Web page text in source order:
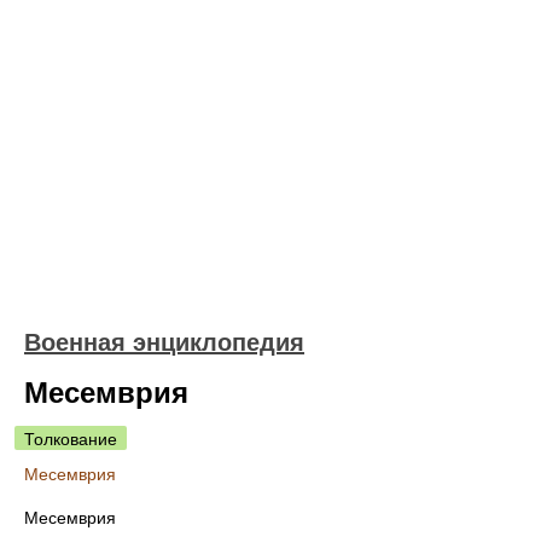
Военная энциклопедия
Месемврия
Толкование
Месемврия
Месемврия